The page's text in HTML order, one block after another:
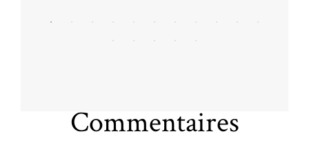
Commentaires